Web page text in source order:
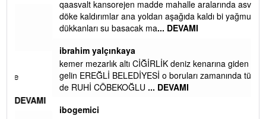
ibrahim yalçınkaya
qaasvalt kansorejen madde mahalle aralarında asvalt döke
döke kaldırımlar ana yoldan aşağıda kaldı bi yağmurda
ibrahim yalçınkaya
kemer mezarlık altı CİĞİRLİK deniz kenarına giden yola
gelin EREĞLİ BELEDİYESİ o boruları zamanında tüm ereğli
de RUHİ CÖBEKOĞLU